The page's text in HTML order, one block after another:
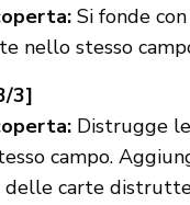
Si fonde
nello stesso
3]
Distrugge
campo.
delle carte